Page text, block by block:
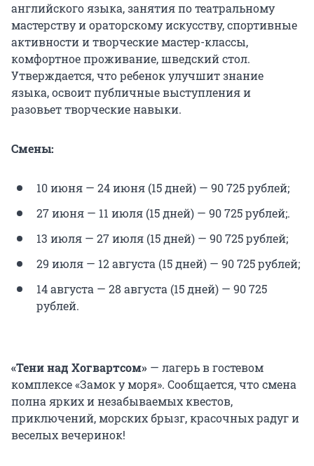
английского языка, занятия по театральному
мастерству и ораторскому искусству, спортивные
активности и творческие мастер-классы,
комфортное проживание, шведский стол.
Утверждается, что ребенок улучшит знание
языка, освоит публичные выступления и
разовьет творческие навыки.
Смены:
10 июня — 24 июня (15 дней) — 90 725рублей;
27 июня — 11 июля (15 дней) — 90 725рублей;.
13 июля — 27 июля (15 дней) — 90 725рублей;
29 июля — 12 августа (15 дней) — 90 725рублей;
14 августа — 28 августа (15 дней) — 90 725
рублей.
«Тени над Хогвартсом» — лагерьвгостевом
комплексе «Замок у моря». Сообщается, что смена
полна ярких и незабываемых квестов,
приключений, морских брызг, красочных радуг и
веселых вечеринок!